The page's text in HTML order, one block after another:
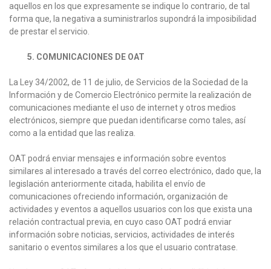
aquellos en los que expresamente se indique lo contrario, de tal
forma que, la negativa a suministrarlos supondrá la imposibilidad
de prestar el servicio.
5. COMUNICACIONES DE OAT
La Ley 34/2002, de 11 de julio, de Servicios de la Sociedad de la
Información y de Comercio Electrónico permite la realización de
comunicaciones mediante el uso de internet y otros medios
electrónicos, siempre que puedan identificarse como tales, así
como a la entidad que las realiza.
OAT podrá enviar mensajes e información sobre eventos
similares al interesado a través del correo electrónico, dado que, la
legislación anteriormente citada, habilita el envío de
comunicaciones ofreciendo información, organización de
actividades y eventos a aquellos usuarios con los que exista una
relación contractual previa, en cuyo caso OAT podrá enviar
información sobre noticias, servicios, actividades de interés
sanitario o eventos similares a los que el usuario contratase.